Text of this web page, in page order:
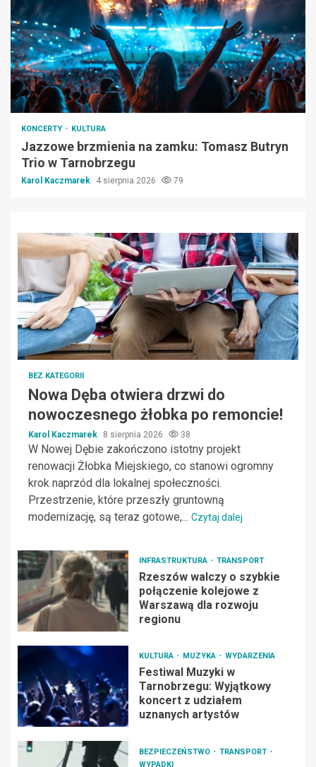
KONCERTY KULTURA
Jazzowe brzmienia na zamku: Tomasz Butryn
Trio w Tarnobrzegu
Karol Kaczmarek 4 sierpnia 2026 79
BEZ KATEGORII
Nowa Dęba otwiera drzwi do
nowoczesnego żłobka po remoncie!
Karol Kaczmarek 8 sierpnia 2026 38
W Nowej Dębie zakończono istotny projekt
renowacji Żłobka Miejskiego, co stanowi ogromny
krok naprzód dla lokalnej społeczności.
Przestrzenie, które przeszły gruntowną
modernizację, są teraz gotowe,... Czytaj dalej
INFRASTRUKTURA TRANSPORT
Rzeszów walczy o szybkie
połączenie kolejowe z
Warszawą dla rozwoju
regionu
KULTURA MUZYKA WYDARZENIA
Festiwal Muzyki w
Tarnobrzegu: Wyjątkowy
koncert z udziałem
uznanych artystów
BEZPIECZEŃSTWO
TRANSPORT
WYPADKI